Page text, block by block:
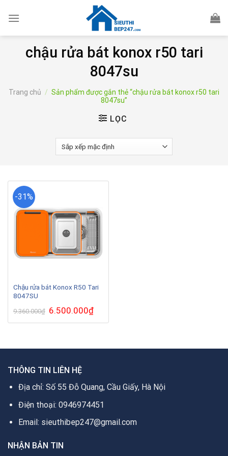
chậu rửa bát konox r50 tari
8047su
Trang chủ / Sản phẩm được gắn thẻ “chậu rửa bát konox r50 tari
8047su”
LỌC
-31%
Chậu rửa bát Konox R50 Tari
8047SU
9.360.000₫ Giá
gốc
là:
6.500.000₫Giá
hiện
tại
THÔNG TIN LIÊN HỆ
Địa chỉ: Số 55 Đỗ Quang, Cầu Giấy, Hà Nội
Điện thoại: 0946974451
Email: sieuthibep247@gmail.com
NHẬN BẢN TIN